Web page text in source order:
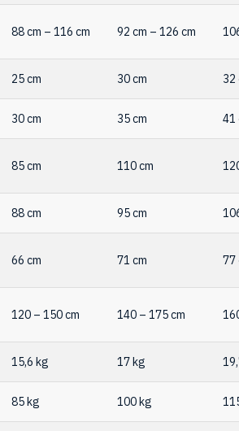
88 cm – 116 cm 92 cm – 126 cm
25 cm 30 cm 32
30 cm 35 cm 41
85 cm 110 cm
88 cm 95 cm
66 cm 71 cm 77
120 – 150 cm 140 – 175 cm
15,6 kg 17 kg
85 kg 100 kg